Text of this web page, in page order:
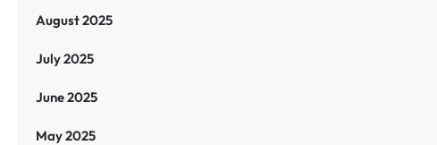
August 2025
July 2025
June 2025
May 2025